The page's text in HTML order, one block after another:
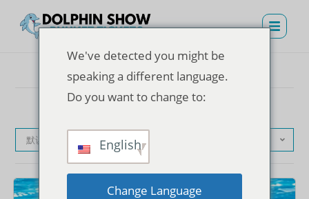
默认产品排序
We've detected you might be
speaking a different language.
Do you want to change to:
English
Change Language